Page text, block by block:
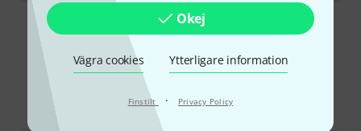
Okej
Vägra cookies Ytterligare information
Finstilt · Privacy Policy
Jämför alternativ